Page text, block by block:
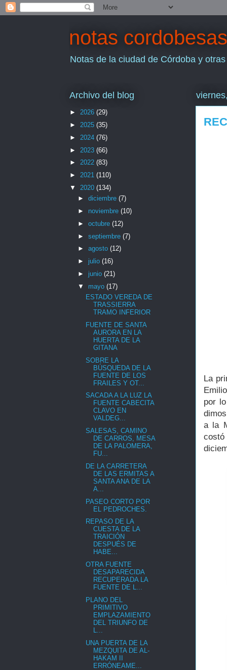
notas cordobesas
Notas de la ciudad de Córdoba y
La
por
a la
Archivo del blog
► 2026 (29)
► 2025 (35)
► 2024 (76)
► 2023 (66)
► 2022 (83)
► 2021 (110)
▼ 2020 (134)
► diciembre (7)
► noviembre (10)
► octubre (12)
► septiembre (7)
► agosto (12)
► julio (16)
► junio (21)
▼ mayo (17)
ESTADO VEREDA DE
TRASSIERRA
TRAMO INFERIOR
FUENTE DE SANTA
AURORA EN LA
HUERTA DE LA
GITANA
SOBRE LA
BÚSQUEDA DE LA
FUENTE DE LOS
FRAILES Y OT...
SACADA A LA LUZ LA
FUENTE CABECITA
CLAVO EN
VALDEG...
SALESAS, CAMINO
DE CARROS, MESA
DE LA PALOMERA,
FU...
DE LA CARRETERA
DE LAS ERMITAS A
SANTA ANA DE LA
A...
PASEO CORTO POR
EL PEDROCHES.
REPASO DE LA
CUESTA DE LA
TRAICIÓN
DESPUÉS DE
HABE...
OTRA FUENTE
DESAPARECIDA
RECUPERADA LA
FUENTE DE L...
PLANO DEL
PRIMITIVO
EMPLAZAMIENTO
DEL TRIUNFO DE
UNA PUERTA DE LA
MEZQUITA DE AL-
HAKAM II
ERRÓNEAME...